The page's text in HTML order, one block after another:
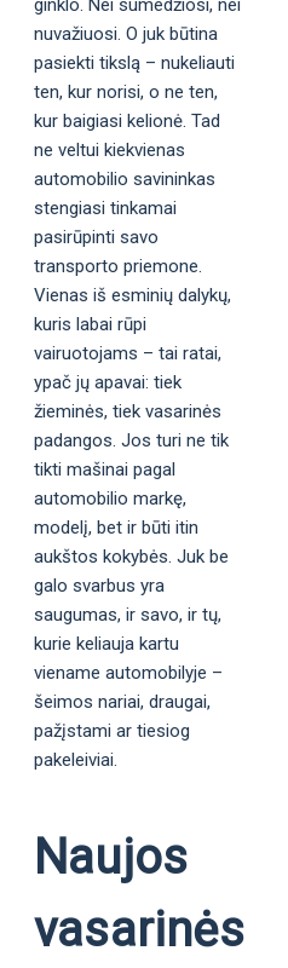
ginklo. Nei sumedžiosi, nei
nuvažiuosi. O juk būtina
pasiekti tikslą – nukeliauti
ten, kur norisi, o ne ten,
kur baigiasi kelionė. Tad
ne veltui kiekvienas
automobilio savininkas
stengiasi tinkamai
pasirūpinti savo
transporto priemone.
Vienas iš esminių dalykų,
kuris labai rūpi
vairuotojams – tai ratai,
ypač jų apavai: tiek
žieminės, tiek vasarinės
padangos. Jos turi ne tik
tikti mašinai pagal
automobilio markę,
modelį, bet ir būti itin
aukštos kokybės. Juk be
galo svarbus yra
saugumas, ir savo, ir tų,
kurie keliauja kartu
viename automobilyje –
šeimos nariai, draugai,
pažįstami ar tiesiog
pakeleiviai.
Naujos
vasarinės